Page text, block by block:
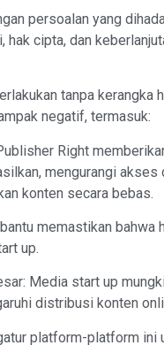
persoalan yang
cipta, dan
tanpa kerangka
negatif, termasuk:
Right
mengurangi
konten secara bebas.
memastikan bahwa
up.
Media start up
distribusi konten
platform-platform